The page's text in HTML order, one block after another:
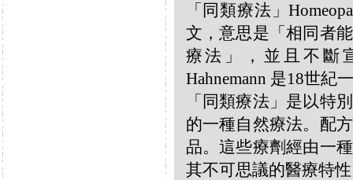
「同類療法」
文，意思是「相同者
療法」，並且不斷
Hahnemann 是18世紀
「同類療法」是以特
的一種自然療法。配
品。這些療劑經由一
其不可思議的醫療特